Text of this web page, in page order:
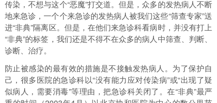
传染，不想与这个“恶魔”打交道。但是，众多的发热病人不断
地来急诊，一个个来急诊的发热病人被我们这些“筛查专家”送
进“非典”隔离区。但是，在他们来急诊科看病时，并没有打上
“非典”的标签，我们还是不得不在众多的病人中筛查、判断、
诊断、治疗。
防止被感染的最有效的措施是不接触发热病人。为了保护自
己，很多医院的急诊科以“没有能力应对传染病”或“出现了疑
似病人，需要消毒”等理由，把急诊科关闭了。在“非典”最严